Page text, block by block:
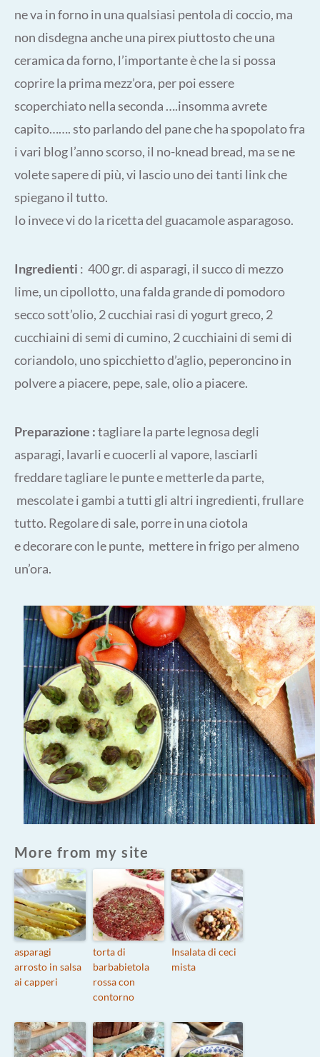
ne va in forno in una qualsiasi pentola di coccio, ma
non disdegna anche una pirex piuttosto che una
ceramica da forno, l’importante è che la si possa
coprire la prima mezz’ora, per poi essere
scoperchiato nella seconda ….insomma avrete
capito……. sto parlando del pane che ha spopolato fra
i vari blog l’anno scorso, il no-knead bread, ma se ne
volete sapere di più, vi lascio uno dei tanti link che
spiegano il tutto.
Io invece vi do la ricetta del guacamole asparagoso.
Ingredienti : 400 gr. di asparagi, il succo di mezzo
lime, un cipollotto, una falda grande di pomodoro
secco sott’olio, 2 cucchiai rasi di yogurt greco, 2
cucchiaini di semi di cumino, 2 cucchiaini di semi di
coriandolo, uno spicchietto d’aglio, peperoncino in
polvere a piacere, pepe, sale, olio a piacere.
Preparazione :tagliare la parte legnosa degli
asparagi, lavarli e cuocerli al vapore, lasciarli
freddare tagliare le punte e metterle da parte,
mescolate i gambi a tutti gli altri ingredienti, frullare
tutto. Regolare di sale, porre in una ciotola
e decorare con le punte, mettere in frigo per almeno
un’ora.
More from my site
asparagi
arrosto in salsa
ai capperi
torta di
barbabietola
rossa con
contorno
Insalata di ceci
mista